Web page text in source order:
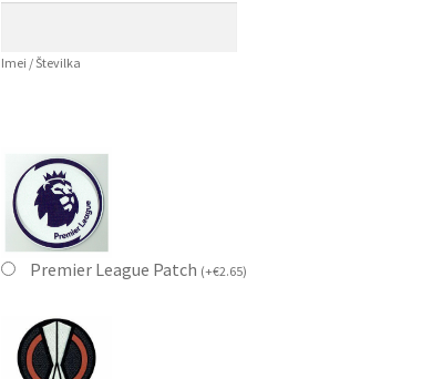
Imei / Številka
Premier League Patch (+€2.65)